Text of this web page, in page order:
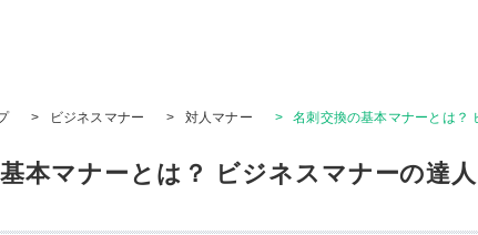
> ビジネスマナー > 対人マナー > 名刺交換の基本マナーとは？
本マナーとは？ ビジネスマナーの達